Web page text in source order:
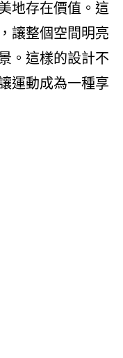
地存在價值。這
讓整個空間明亮
。這樣的設計不
運動成為一種享